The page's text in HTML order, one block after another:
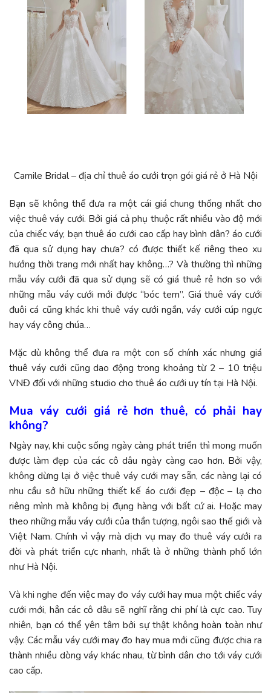
Camile Bridal – địa chỉthuê áo cưới trọn gói giá rẻ ở Hà Nội
Bạn sẽ không thể đưa ra một cái giá chung thống nhất cho
việc thuê váy cưới. Bởi giá cả phụ thuộc rất nhiều vào độ mới
của chiếc váy, bạn thuê áo cưới cao cấp hay bình dân? áo cưới
đã qua sử dụng hay chưa? có được thiết kế riêng theo xu
hướng thời trang mới nhất hay không…? Và thường thì những
mẫu váy cưới đã qua sử dụng sẽ có giá thuê rẻ hơn so với
những mẫu váy cưới mới được “bóc tem”. Giá thuê váy cưới
đuôi cá cũng khác khi thuê váy cưới ngắn, váy cưới cúp ngực
hay váy công chúa…
Mặc dù không thể đưa ra một con số chính xác nhưng giá
thuê váy cưới cũng dao động trong khoảng từ 2 – 10 triệu
VNĐ đối với những studio cho thuê áo cưới uy tín tại Hà Nội.
Mua váy cưới giá rẻ hơn thuê, có phải hay
không?
Ngày nay, khi cuộc sống ngày càng phát triển thì mong muốn
được làm đẹp của các cô dâu ngày càng cao hơn. Bởi vậy,
không dừng lại ở việc thuê váy cưới may sẵn, các nàng lại có
nhu cầu sở hữu những thiết kế áo cưới đẹp – độc – lạ cho
riêng mình mà không bị đụng hàng với bất cứ ai. Hoặc may
theo những mẫu váy cưới của thần tượng, ngôi sao thế giới và
Việt Nam. Chính vì vậy mà dịch vụ may đo thuê váy cưới ra
đời và phát triển cực nhanh, nhất là ở những thành phố lớn
như Hà Nội.
Và khi nghe đến việc may đo váy cưới hay mua một chiếc váy
cưới mới, hẳn các cô dâu sẽ nghĩ rằng chi phí là cực cao. Tuy
nhiên, bạn có thể yên tâm bởi sự thật không hoàn toàn như
vậy. Các mẫu váy cưới may đo hay mua mới cũng được chia ra
thành nhiều dòng váy khác nhau, từ bình dân cho tới váy cưới
cao cấp.